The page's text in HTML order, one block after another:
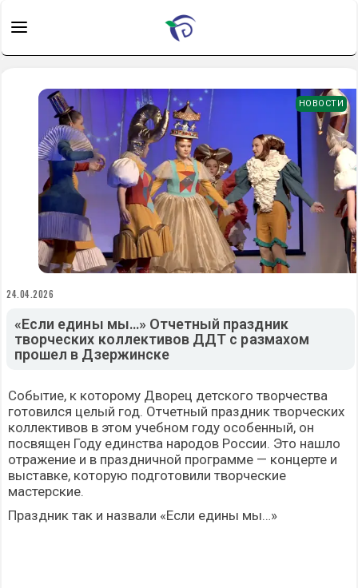
НОВОСТИ
24.04.2026
«Если едины мы…» Отчетный праздник
творческих коллективов ДДТ с размахом
прошел в Дзержинске
Событие, к которому Дворец детского творчества
готовился целый год. Отчетный праздник творческих
коллективов в этом учебном году особенный, он
посвящен Году единства народов России. Это нашло
отражение и в праздничной программе — концерте и
выставке, которую подготовили творческие
мастерские.
Праздник так и назвали «Если едины мы…»